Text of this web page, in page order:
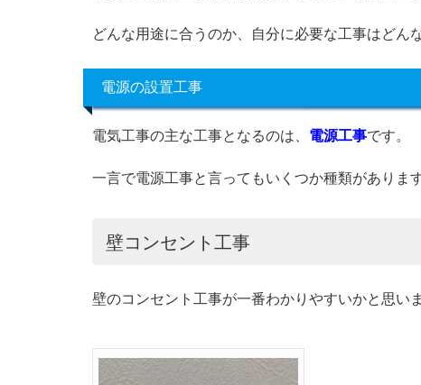
どんな用途に合うのか、自分に必要な工事はどん
電源の設置工事
電気工事の主な工事となるのは、 電源工事です。
一言で電源工事と言ってもいくつか種類があります
壁コンセント工事
壁のコンセント工事が一番わかりやすいかと思いま